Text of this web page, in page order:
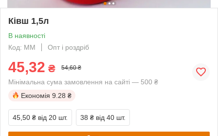
Ківш 1,5л
В наявності
Код: ММ
Опт і роздріб
45,32 ₴ 54,60 ₴
Мінімальна сума замовлення на сайті — 500 ₴
Економія 9.28 ₴
45,50 ₴ від 20 шт. 38 ₴ від 40 шт.